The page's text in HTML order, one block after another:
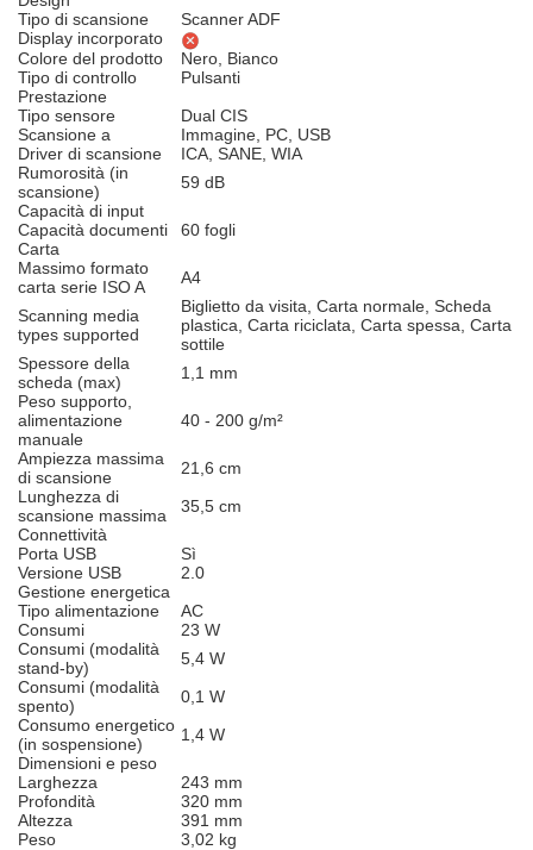
Tipo di scansione
Scanner ADF
Display incorporato
Colore del prodotto
Nero, Bianco
Tipo di controllo
Pulsanti
Prestazione
Tipo sensore
Dual CIS
Scansione a
Immagine, PC, USB
Driver di scansione
ICA, SANE, WIA
Rumorosità (in
scansione)
59 dB
Capacità di input
Capacità documenti
60 fogli
Carta
Massimo formato
carta serie ISO A
A4
Scanning media
types supported
Biglietto da visita, Carta normale, Scheda
plastica, Carta riciclata, Carta spessa, Carta
sottile
Spessore della
scheda (max)
1,1 mm
Peso supporto,
alimentazione
manuale
40 - 200 g/m²
Ampiezza massima
di scansione
21,6 cm
Lunghezza di
scansione massima
35,5 cm
Connettività
Porta USB
Sì
Versione USB
2.0
Gestione energetica
Tipo alimentazione
AC
Consumi
23 W
Consumi (modalità
stand-by)
5,4 W
Consumi (modalità
spento)
0,1 W
Consumo energetico
(in sospensione)
1,4 W
Dimensioni e peso
Larghezza
243 mm
Profondità
320 mm
Altezza
391 mm
Peso
3,02 kg